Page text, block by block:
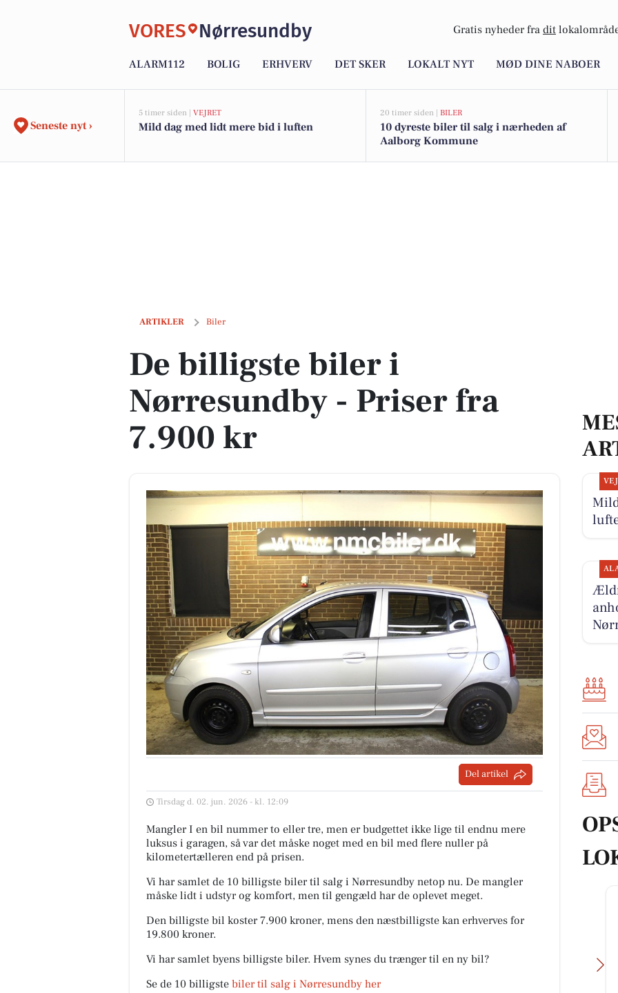
VORES Nørresundby Gratis nyheder fra dit
ALARM112 BOLIG ERHVERV DET SKER LOKALT NYT MØD DINE NABOER
Seneste nyt ›
5 timer siden | VEJRET
Mild dag med lidt mere bid i luften
20 timer siden | BILER
10 dyreste biler til salg i nærheden af
Aalborg Kommune
ARTIKLER Biler
De billigste biler i Nørresundby - Priser fra 7.900 kr
De billigste biler i
Nørresundby - Priser fra
7.900 kr
Del artikel
Tirsdag d. 02. jun. 2026 - kl. 12:09
Mangler I en bil nummer to eller tre, men er budgettet ikke lige til endnu mere
luksus i garagen, så var det måske noget med en bil med flere nuller på
kilometertælleren end på prisen.
Vi har samlet de 10 billigste biler til salg i Nørresundby netop nu. De mangler
måske lidt i udstyr og komfort, men til gengæld har de oplevet meget.
Den billigste bil koster 7.900 kroner, mens den næstbilligste kan erhverves for
19.800 kroner.
Vi har samlet byens billigste biler. Hvem synes du trænger til en ny bil?
Se de 10 billigste biler til salg i Nørresundby her